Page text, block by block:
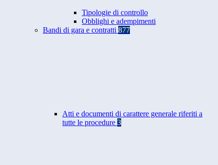
Tipologie di controllo
Obblighi e adempimenti
Bandi di gara e contratti 877
Atti e documenti di carattere generale riferiti a
tutte le procedure 3